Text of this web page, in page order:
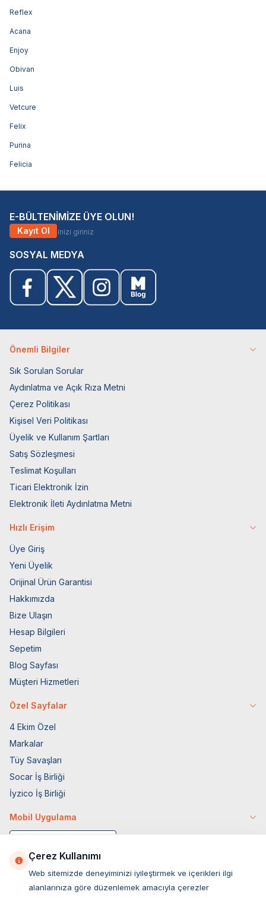
Reflex
Acana
Enjoy
Obivan
Luis
Vetcure
Felix
Purina
Felicia
E-BÜLTENİMİZE ÜYE OLUN!
Kayıt Ol
SOSYAL MEDYA
Önemli Bilgiler
Sık Sorulan Sorular
Aydınlatma ve Açık Rıza Metni
Çerez Politikası
Kişisel Veri Politikası
Üyelik ve Kullanım Şartları
Satış Sözleşmesi
Teslimat Koşulları
Ticari Elektronik İzin
Elektronik İleti Aydınlatma Metni
Hızlı Erişim
Üye Giriş
Yeni Üyelik
Orijinal Ürün Garantisi
Hakkımızda
Bize Ulaşın
Hesap Bilgileri
Sepetim
Blog Sayfası
Müşteri Hizmetleri
Özel Sayfalar
4 Ekim Özel
Markalar
Tüy Savaşları
Socar İş Birliği
İyzico İş Birliği
Mobil Uygulama
Çerez Kullanımı
Web sitemizde deneyiminizi iyileştirmek ve içerikleri ilgi
alanlarınıza göre düzenlemek amacıyla çerezler